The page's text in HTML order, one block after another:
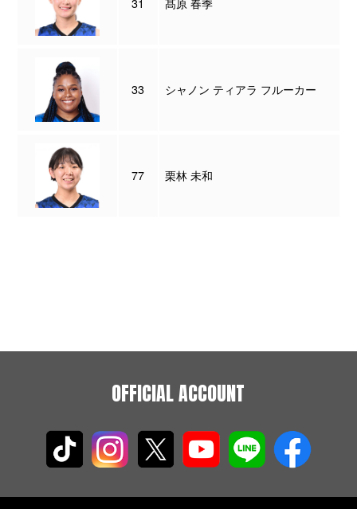
33 シャノン ティアラ フルーカー
77 栗林 未和
OFFICIAL ACCOUNT